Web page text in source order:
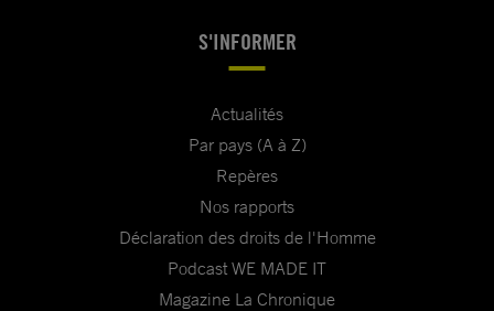
S'INFORMER
Actualités
Par pays (A à Z)
Repères
Nos rapports
Déclaration des droits de l'Homme
Podcast WE MADE IT
Magazine La Chronique